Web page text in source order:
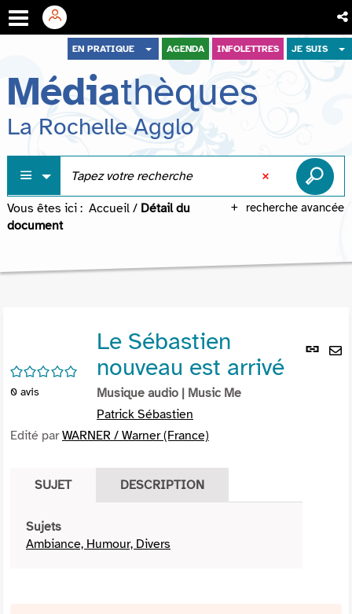
menu
contenu
recherche
EN PRATIQUE AGENDA INFOLETTRES JE SUIS
Médiathèques
La Rochelle Agglo
recherche avancée
Vous êtes ici : Accueil / Détail du
document
Lien
/5
0 avis
Le Sébastien
nouveau est arrivé
Musique audio | Music Me
Patrick Sébastien
Edité parWARNER / Warner (France)
SUJET DESCRIPTION
Sujets
Ambiance, Humour, Divers